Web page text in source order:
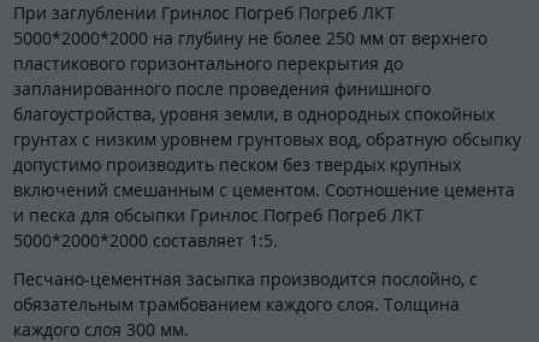
При заглублении Гринлос Погреб Погреб ЛКТ
5000*2000*2000 на глубину не более 250 мм от верхнего
пластикового горизонтального перекрытия до
запланированного после проведения финишного
благоустройства, уровня земли, в однородных спокойных
грунтах с низким уровнем грунтовых вод, обратную обсыпку
допустимо производить песком без твердых крупных
включений смешанным с цементом. Соотношение цемента
и песка для обсыпки Гринлос Погреб Погреб ЛКТ
5000*2000*2000 составляет 1:5.
Песчано-цементная засыпка производится послойно, с
обязательным трамбованием каждого слоя. Толщина
каждого слоя 300 мм.